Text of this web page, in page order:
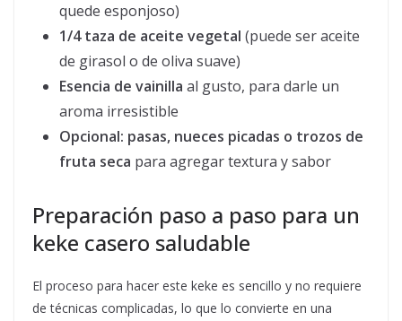
quede esponjoso)
1/4 taza de aceite vegetal (puede ser aceite
de girasol o de oliva suave)
Esencia de vainilla al gusto, para darle un
aroma irresistible
Opcional: pasas, nueces picadas o trozos de
fruta seca para agregar textura y sabor
Preparación paso a paso para un
keke casero saludable
El proceso para hacer este keke es sencillo y no requiere
de técnicas complicadas, lo que lo convierte en una